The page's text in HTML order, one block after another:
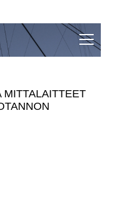
MITTALAITTEET